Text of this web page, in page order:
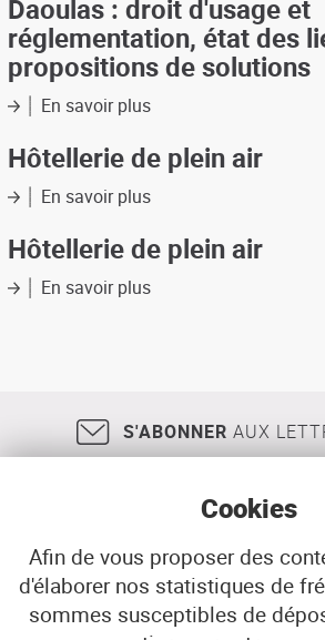
Daoulas : droit d'usage et
réglementation, état des
propositions de solutions
En savoir plussur
caravanage
libre
à
Daoulas
:
droit
et
propositions
solutions
Hôtellerie de plein air
En savoir plussur
de
plein
air
Hôtellerie de plein air
En savoir plussur
S'ABONNER AUX
18, rue Jean Jaurès 29200
02 98 33 51 71
Cookies
Afin de vous proposer des
d'élaborer nos statistiques de
sommes susceptibles de